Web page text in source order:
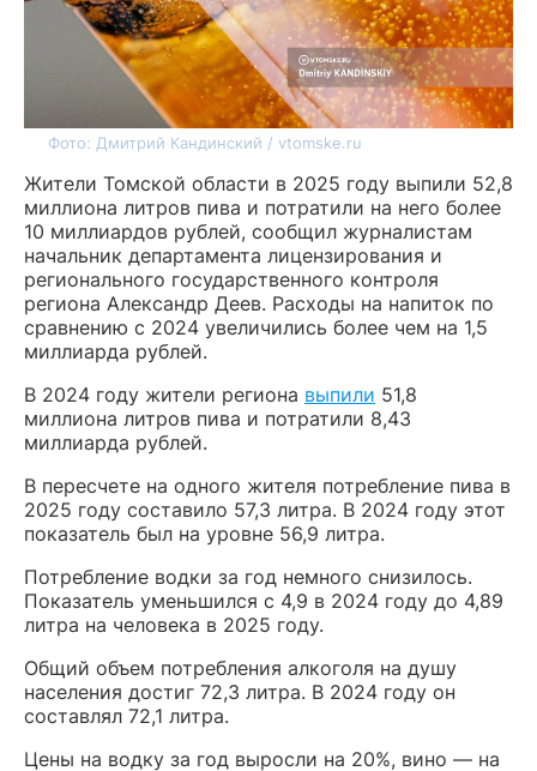
Фото: Дмитрий Кандинский / vtomske.ru
Жители Томской области в 2025 году выпили 52,8
миллиона литров пива и потратили на него более
10 миллиардов рублей, сообщил журналистам
начальник департамента лицензирования и
регионального государственного контроля
региона Александр Деев. Расходы на напиток по
сравнению с 2024 увеличились более чем на 1,5
миллиарда рублей.
В 2024 году жители региона выпили 51,8
миллиона литров пива и потратили 8,43
миллиарда рублей.
В пересчете на одного жителя потребление пива в
2025 году составило 57,3 литра. В 2024 году этот
показатель был на уровне 56,9 литра.
Потребление водки за год немного снизилось.
Показатель уменьшился с 4,9 в 2024 году до 4,89
литра на человека в 2025 году.
Общий объем потребления алкоголя на душу
населения достиг 72,3 литра. В 2024 году он
составлял 72,1 литра.
Цены на водку за год выросли на 20%, вино — на